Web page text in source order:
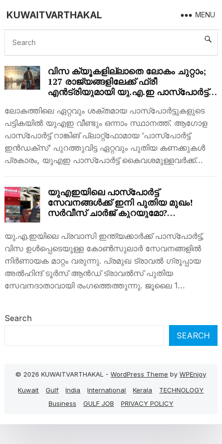
KUWAITVARTHAKAL MENU
UAE PASSPORT
വിസ ക്യൂകളില്ലാതെ ലോകം ചുറ്റാം;
127 രാജ്യങ്ങളിലേക്ക് ഫ്രീ
എൻട്രിയുമായി യു.എ.ഇ പാസ്‌പോർട്ട്
ലോകത്തിലെ ഏറ്റവും ശക്തമായ പാസ്‌പോർട്ടുകളുടെ
പട്ടികയിൽ യുഎഇ വീണ്ടും ഒന്നാം സ്ഥാനത്ത്. ആഗോള
പാസ്‌പോർട്ട് റാങ്കിങ് പ്ലാറ്റ്‌ഫോമായ ‘പാസ്‌പോർട്ട്
ഇൻഡക്‌സ്’ പുറത്തുവിട്ട ഏറ്റവും പുതിയ കണക്കുകൾ
പ്രകാരം, യുഎഇ പാസ്‌പോർട്ട് കൈവശമുള്ളവർക്ക്…
യുഎഇയിലെ പാസ്പോർട്ട്
സേവനങ്ങൾക്ക് ഇനി പുതിയ മുഖം!
സർവീസ് ചാർജ് കുറയുമോ?
അപ്ഡേറ്റ് അറിയാം
യു.എ.ഇയിലെ പ്രവാസി ഇന്ത്യക്കാർക്ക് പാസ്‌പോർട്ട്,
വിസ ഉൾപ്പെടെയുള്ള കോൺസുലാർ സേവനങ്ങളിൽ
നിർണായക മാറ്റം വരുന്നു. പ്രമുഖ ട്രാവൽ ഗ്രൂപ്പായ
അല്‍ഹിന്ദ് ടൂര്‍സ് ആന്‍ഡ് ട്രാവല്‍സ് പുതിയ
സേവനദാതാവായി രംഗത്തെത്തുന്നു. ജൂലൈ 1…
Search
SEARCH
© 2026 KUWAITVARTHAKAL -WordPress Theme byWPEnjoy
Kuwait
Gulf India International Kerala
TECHNOLOGY
Business
GULF JOB PRIVACY POLICY